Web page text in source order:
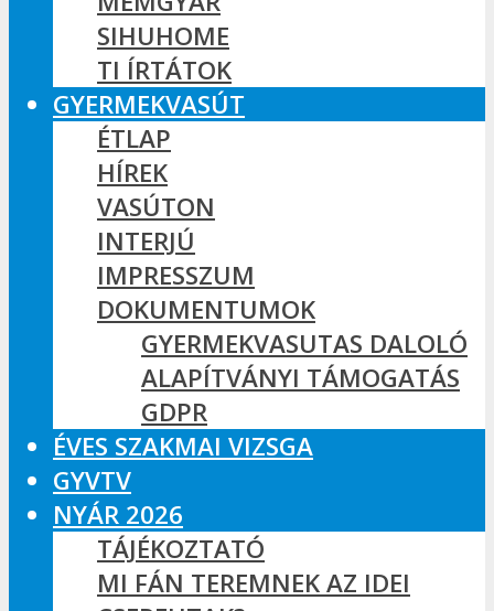
SIHUHOME
TI ÍRTÁTOK
GYERMEKVASÚT
ÉTLAP
HÍREK
VASÚTON
INTERJÚ
IMPRESSZUM
DOKUMENTUMOK
GYERMEKVASUTAS DALOLÓ
ALAPÍTVÁNYI TÁMOGATÁS
GDPR
ÉVES SZAKMAI VIZSGA
GYVTV
NYÁR 2026
TÁJÉKOZTATÓ
MI FÁN TEREMNEK AZ IDEI